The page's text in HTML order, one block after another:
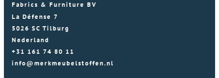
Fabrics & Furniture BV
La Défense 7
5026 SC Tilburg
Nederland
+31 161 74 80 11
info@merkmeubelstoffen.nl